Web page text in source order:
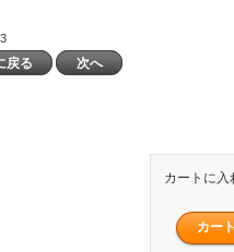
戻る 次へ
カートに入